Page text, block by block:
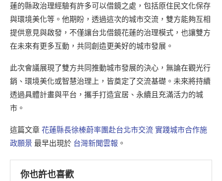
蓮的縣政治理經驗有許多可以借鏡之處，包括原住民文化保存
與環境美化等。他期盼，透過這次的城市交流，雙方能夠互相
提供意見與啟發，不僅讓台北借鏡花蓮的治理模式，也讓雙方
在未來有更多互動，共同創造更美好的城市發展。
此次會議展現了雙方共同推動城市發展的決心，無論在觀光行
銷、環境美化或智慧治理上，皆奠定了交流基礎。未來將持續
透過具體計畫與平台，攜手打造宜居、永續且充滿活力的城
市。
這篇文章 花蓮縣長徐榛蔚率團赴台北市交流 實踐城市合作施
政願景 最早出現於 台灣新聞雲報 。
你也許也喜歡